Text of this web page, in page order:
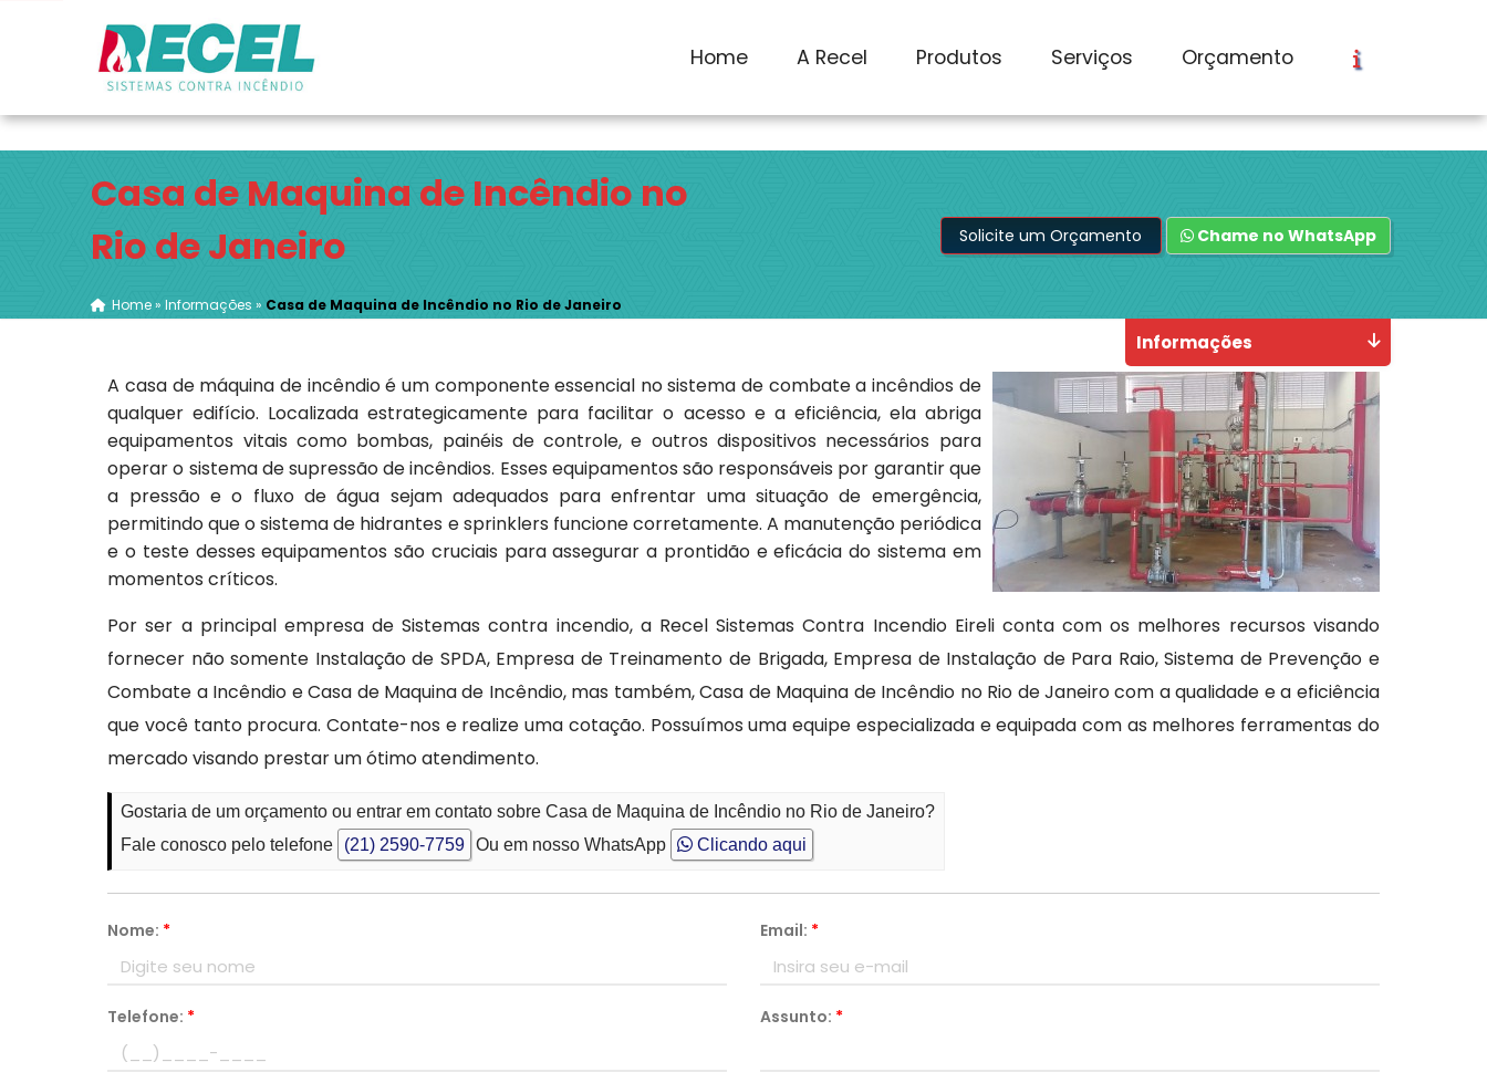
Casa de Maquina de Incêndio no
Rio de Janeiro
Home»Informações » Casa de Maquina de Incêndio no Rio de Janeiro
Solicite um Orçamento Chame no WhatsApp
A casa de máquina de incêndio é um componente essencial no sistema de combate a incêndios de
qualquer edifício. Localizada estrategicamente para facilitar o acesso e a eficiência, ela abriga
equipamentos vitais como bombas, painéis de controle, e outros dispositivos necessários para
operar o sistema de supressão de incêndios. Esses equipamentos são responsáveis por garantir que
a pressão e o fluxo de água sejam adequados para enfrentar uma situação de emergência,
permitindo que o sistema de hidrantes e sprinklers funcione corretamente. A manutenção periódica
e o teste desses equipamentos são cruciais para assegurar a prontidão e eficácia do sistema em
momentos críticos.
Por ser a principal empresa de Sistemas contra incendio, a Recel Sistemas Contra Incendio Eireli conta com os melhores recursos visando
fornecer não somente Instalação de SPDA, Empresa de Treinamento de Brigada, Empresa de Instalação de Para Raio, Sistema de Prevenção e
Combate a Incêndio e Casa de Maquina de Incêndio, mas também, Casa de Maquina de Incêndio no Rio de Janeiro com a qualidade e a eficiência
que você tanto procura. Contate-nos e realize uma cotação. Possuímos uma equipe especializada e equipada com as melhores ferramentas do
mercado visando prestar um ótimo atendimento.
Gostaria de um orçamento ou entrar em contato sobre Casa de Maquina de Incêndio no Rio de Janeiro?
Fale conosco pelo telefone
(21) 2590-7759 Ou em nosso WhatsApp Clicando aqui
Nome: * Email: *
Telefone: * Assunto: *
Informações